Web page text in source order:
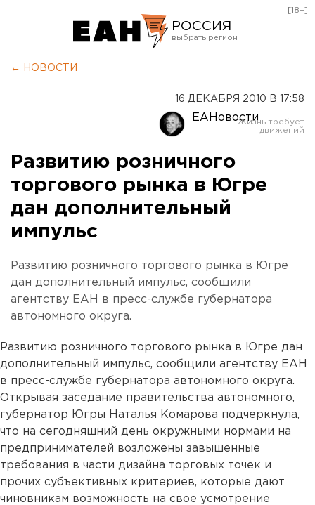
РОССИЯ
Оренбург
[18+]
← НОВОСТИ
16 ДЕКАБРЯ 2010 В 17:58
ЕАНовости
Развитию розничного
торгового рынка в Югре
дан дополнительный
импульс
Развитию розничного торгового рынка в Югре
дан дополнительный импульс, сообщили
агентству ЕАН в пресс-службе губернатора
автономного округа.
Развитию розничного торгового рынка в Югре дан
дополнительный импульс, сообщили агентству ЕАН
в пресс-службе губернатора автономного округа.
Открывая заседание правительства автономного,
губернатор Югры Наталья Комарова подчеркнула,
что на сегодняшний день окружными нормами на
предпринимателей возложены завышенные
требования в части дизайна торговых точек и
прочих субъективных критериев, которые дают
чиновникам возможность на свое усмотрение